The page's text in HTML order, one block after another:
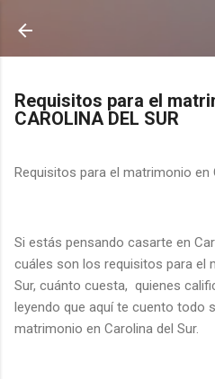
Requisitos para el
CAROLINA DEL SUR
Requisitos para el matrimonio en
Si estás pensando casarte en
cuáles son los requisitos para el
Sur, cuánto cuesta, quienes
leyendo que aquí te cuento todo
matrimonio en Carolina del Sur.